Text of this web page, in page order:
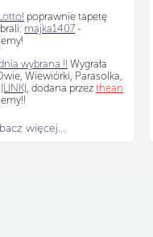
poprawnie tapetę
majka1407 -
wybrana !! Wygrała
Wiewiórki, Parasolka,
[LINK] , dodana przez thean
więcej...